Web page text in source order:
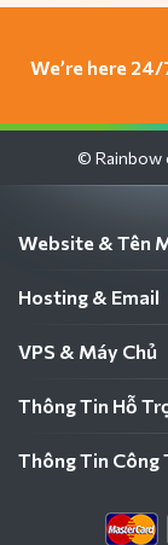
We’re here 24/
© Rainbow
Website & Tên
Hosting & Email
VPS & Máy Chủ
Thông Tin Hỗ
Thông Tin Công